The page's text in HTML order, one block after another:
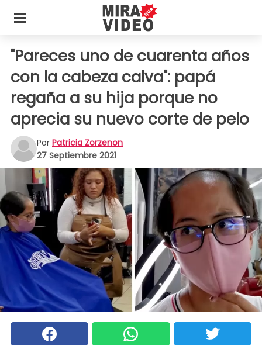
"Pareces uno de cuarenta años
con la cabeza calva": papá
regaña a su hija porque no
aprecia su nuevo corte de pelo
Por Patricia Zorzenon
27 Septiembre 2021